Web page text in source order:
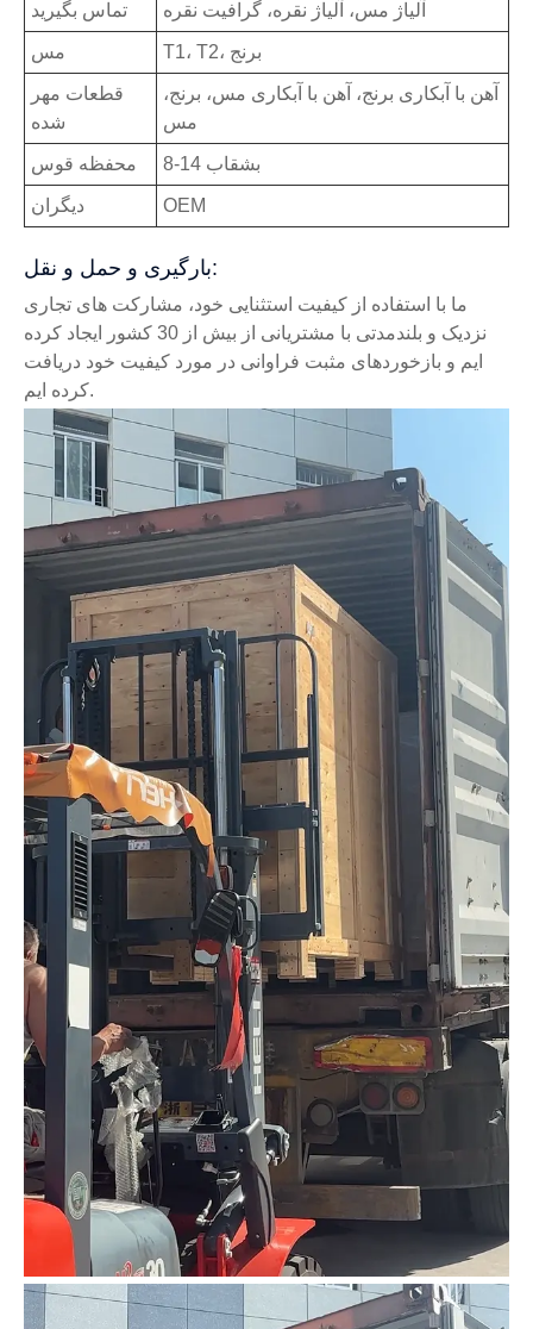
تماس بگیرید آلیاژ مس، آلیاژ نقره، گرافیت نقره
مس T1، T2، برنج
قطعات مهر
شده
آهن با آبکاری برنج، آهن با آبکاری مس، برنج،
مس
محفظه قوس 8-14 بشقاب
دیگران OEM
بارگیری و حمل و نقل:
ما با استفاده از کیفیت استثنایی خود، مشارکت های تجاری
نزدیک و بلندمدتی با مشتریانی از بیش از 30 کشور ایجاد کرده
ایم و بازخوردهای مثبت فراوانی در مورد کیفیت خود دریافت
کرده ایم.